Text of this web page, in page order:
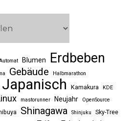
Blumen Erdbeben
Gebäude Halbmarathon
Japanisch Kamakura KDE
mastorunner Neujahr
OpenSource
Shinagawa Shinjuku
Sky-Tree